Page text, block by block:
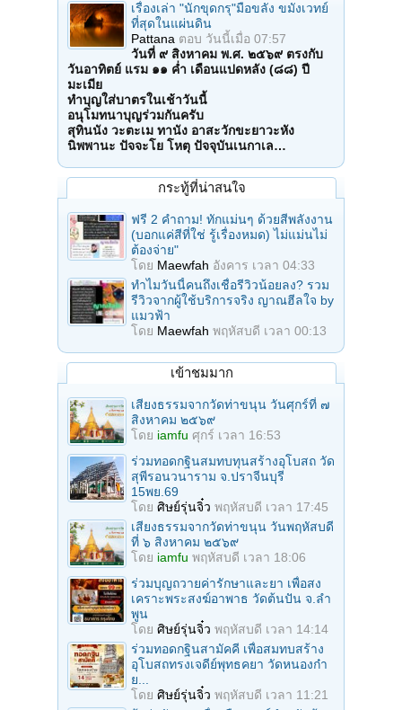
เรื่องเล่า "นักขุดกรุ"มือขลัง ขมังเวทย์
ที่สุดในแผ่นดิน
Pattana ตอบ วันนี้เมื่อ 07:57
วันที่ ๙ สิงหาคม พ.ศ. ๒๕๖๙ ตรงกับ
วันอาทิตย์ แรม ๑๑ ค่ำ เดือนแปดหลัง (๘๘) ปี
มะเมีย
ทำบุญใส่บาตรในเช้าวันนี้
อนุโมทนาบุญร่วมกันครับ
สุทินนัง วะตะเม ทานัง อาสะวักขะยาวะหัง
นิพพานะ ปัจจะโย โหตุ ปัจจุบันเนกาเล…
กระทู้ที่น่าสนใจ
ฟรี 2 คำถาม! ทักแม่นๆ ด้วยสีพลังงาน
(บอกแค่สีที่ใช่ รู้เรื่องหมด) ไม่แม่นไม่
ต้องจ่าย"
โดย Maewfah อังคาร เวลา 04:33
ทำไมวันนี้คนถึงเชื่อรีวิวน้อยลง? รวม
รีวิวจากผู้ใช้บริการจริง ญาณฮีลใจ by
แมวฟ้า
โดย Maewfah พฤหัสบดี เวลา 00:13
เข้าชมมาก
เสียงธรรมจากวัดท่าขนุน วันศุกร์ที่ ๗
สิงหาคม ๒๕๖๙
โดย iamfu ศุกร์ เวลา 16:53
ร่วมทอดกฐินสมทบทุนสร้างอุโบสถ วัด
สุพีรอนวนาราม จ.ปราจีนบุรี
15พย.69
โดย ศิษย์รุ่นจิ๋ว พฤหัสบดี เวลา 17:45
เสียงธรรมจากวัดท่าขนุน วันพฤหัสบดี
ที่ ๖ สิงหาคม ๒๕๖๙
โดย iamfu พฤหัสบดี เวลา 18:06
ร่วมบุญถวายค่ารักษาและยา เพื่อสง
เคราะพระสงฆ์อาพาธ วัดต้นปัน จ.ลํา
พูน
โดย ศิษย์รุ่นจิ๋ว พฤหัสบดี เวลา 14:14
ร่วมทอดกฐินสามัคคี เพื่อสมทบสร้าง
อุโบสถทรงเจดีย์พุทธคยา วัดหนองก๋า
ย...
โดย ศิษย์รุ่นจิ๋ว พฤหัสบดี เวลา 11:21